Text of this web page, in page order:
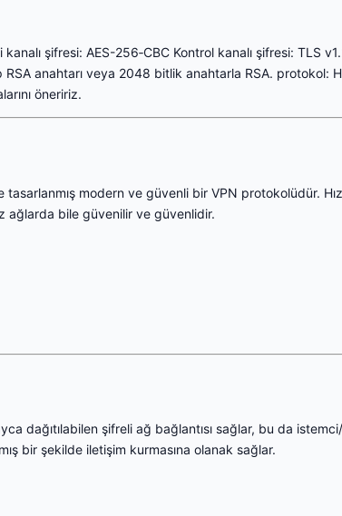
şifresi: AES-256‑CBC Kontrol kanalı şifresi: TLS
anahtarı veya 2048 bitlik anahtarla RSA. protokol:
öneririz.
modern ve güvenli bir VPN protokolüdür.
ağlarda bile güvenilir ve güvenlidir.
dağıtılabilen şifreli ağ bağlantısı sağlar, bu da
bir şekilde iletişim kurmasına olanak sağlar.